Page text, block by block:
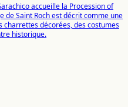
accueille la Procession of
de Saint Roch est décrit comme une
décorées, des costumes
historique.